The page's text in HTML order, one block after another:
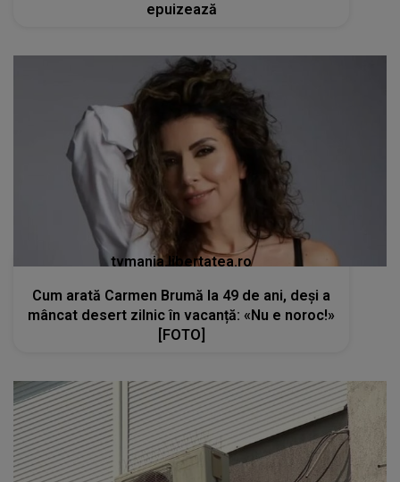
epuizează
tvmania.libertatea.ro
Cum arată Carmen Brumă la 49 de ani, deși a
mâncat desert zilnic în vacanță: «Nu e noroc!»
[FOTO]